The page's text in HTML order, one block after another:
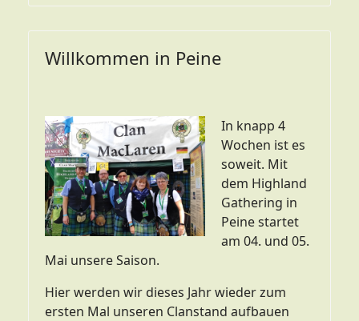
Willkommen in Peine
In knapp 4
Wochen ist es
soweit. Mit
dem Highland
Gathering in
Peine startet
am 04. und 05.
Mai unsere Saison.
Hier werden wir dieses Jahr wieder zum
ersten Mal unseren Clanstand aufbauen